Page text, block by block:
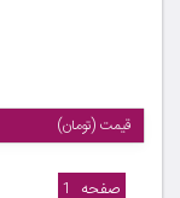
قیمت (تومان)
صفحه 1